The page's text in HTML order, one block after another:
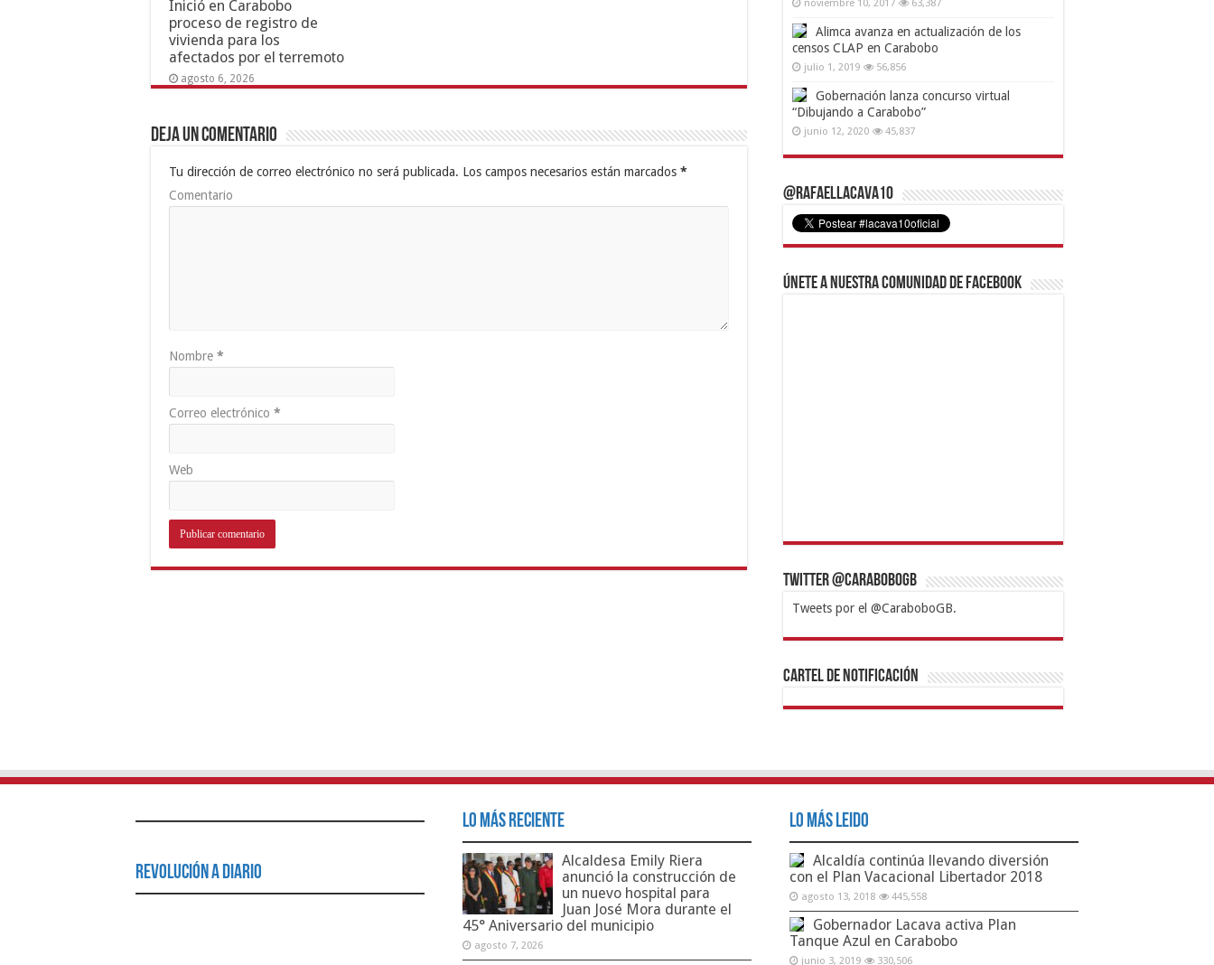
Inició en Carabobo
proceso de registro de
vivienda para los
afectados por el terremoto
agosto 6, 2026
Deja un comentario
Tu dirección de correo electrónico no será publicada. Los campos necesarios están marcados *
Comentario
Nombre *
Correo electrónico *
Web
noviembre 10, 2017 63,387
Alimca avanza en actualización de los
censos CLAP en Carabobo
julio 1, 2019 56,856
Gobernación lanza concurso virtual
“Dibujando a Carabobo”
junio 12, 2020 45,837
@RafaelLacava10
Únete a nuestra comunidad de Facebook
Twitter @CaraboboGB
Tweets por el @CaraboboGB.
1xbetBetturkeyBetistKralbetSupertotobetTipobet
https://mvbcasino.com/
Cartel de Notificación
Revolución a Diario
Lo Más Reciente
Alcaldesa Emily Riera
anunció la construcción de
un nuevo hospital para
Juan José Mora durante el
45° Aniversario del municipio
agosto 7, 2026
Lo Más Leido
Alcaldía continúa llevando diversión
con el Plan Vacacional Libertador 2018
agosto 13, 2018 445,558
Gobernador Lacava activa Plan
Tanque Azul en Carabobo
junio 3, 2019 330,506